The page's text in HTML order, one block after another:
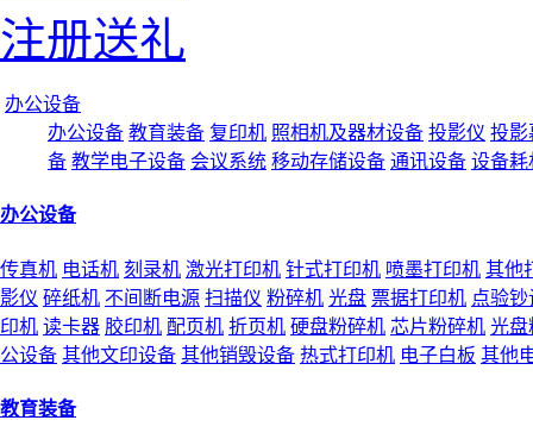
注册送礼
办公设备
办公设备 教育装备 复印机 照相机及器材设备 投影仪 投影
备 教学电子设备 会议系统 移动存储设备 通讯设备 设备耗
办公设备
传真机 电话机 刻录机 激光打印机 针式打印机 喷墨打印机 其他
影仪 碎纸机 不间断电源 扫描仪 粉碎机 光盘 票据打印机 点验钞
印机 读卡器 胶印机 配页机 折页机 硬盘粉碎机 芯片粉碎机 光盘
公设备 其他文印设备 其他销毁设备 热式打印机 电子白板 其他
教育装备